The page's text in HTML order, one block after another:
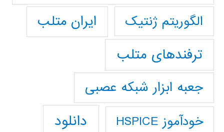
الگوریتم ژنتیک
ایران متلب
ترفندهای متلب
جعبه ابزار شبکه عصبی
خودآموز HSPICE دانلود